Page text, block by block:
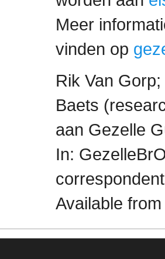
Meer
vinden op
Rik Van
Baets
aan Gezelle
In:
Available